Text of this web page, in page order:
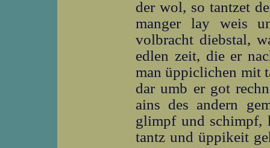
der wol, so tantzet
manger lay weis
volbracht diebstal,
edlen zeit, die er
man üppiclichen mit
dar umb er got
ains des andern
glimpf und schimpf,
tantz und üppikeit